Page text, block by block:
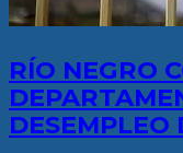
RÍO NEGRO
DESEMPLEO